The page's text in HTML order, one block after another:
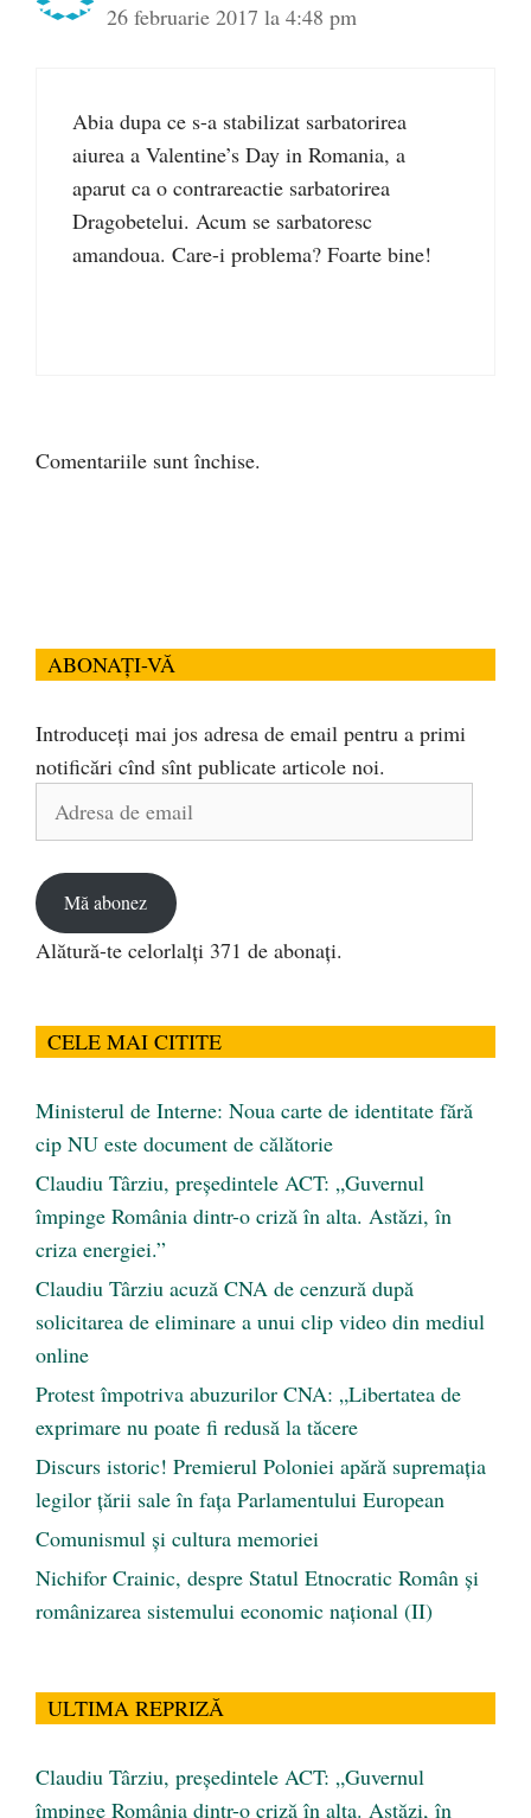
26 februarie 2017 la 4:48 pm
Abia dupa ce s-a stabilizat sarbatorirea
aiurea a Valentine’s Day in Romania, a
aparut ca o contrareactie sarbatorirea
Dragobetelui. Acum se sarbatoresc
amandoua. Care-i problema? Foarte bine!
Comentariile sunt închise.
ABONAȚI-VĂ
Introduceți mai jos adresa de email pentru a primi
notificări cînd sînt publicate articole noi.
Mă abonez
Alătură-te celorlalți 371 de abonați.
CELE MAI CITITE
Ministerul de Interne: Noua carte de identitate fără
cip NU este document de călătorie
Claudiu Târziu, președintele ACT: „Guvernul
împinge România dintr-o criză în alta. Astăzi, în
criza energiei.”
Claudiu Târziu acuză CNA de cenzură după
solicitarea de eliminare a unui clip video din mediul
online
Protest împotriva abuzurilor CNA: „Libertatea de
exprimare nu poate fi redusă la tăcere
Discurs istoric! Premierul Poloniei apără supremația
legilor țării sale în fața Parlamentului European
Comunismul şi cultura memoriei
Nichifor Crainic, despre Statul Etnocratic Român şi
românizarea sistemului economic naţional (II)
ULTIMA REPRIZĂ
Claudiu Târziu, președintele ACT: „Guvernul
împinge România dintr-o criză în alta. Astăzi, în